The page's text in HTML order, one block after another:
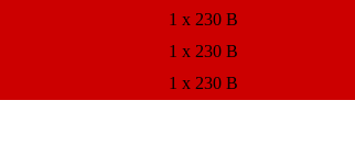
1 x 230 В
1 x 230 В
1 x 230 В